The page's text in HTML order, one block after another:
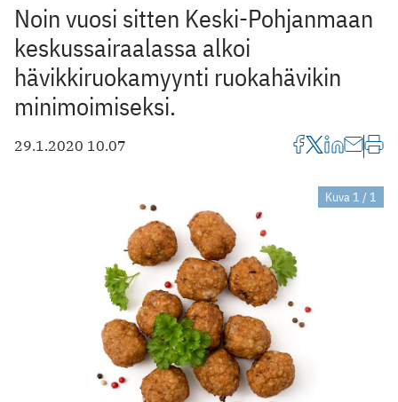
Noin vuosi sitten Keski-Pohjanmaan
keskussairaalassa alkoi
hävikkiruokamyynti ruokahävikin
minimoimiseksi.
29.1.2020 10.07
Kuva 1 / 1